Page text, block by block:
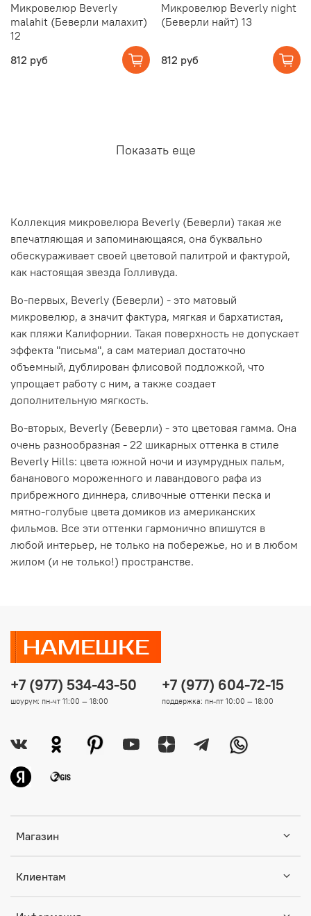
Микровелюр Beverly
malahit (Беверли малахит)
12
812 руб
Микровелюр Beverly night
(Беверли найт) 13
812 руб
Показать еще
Коллекция микровелюра Beverly (Беверли) такая же
впечатляющая и запоминающаяся, она буквально
обескураживает своей цветовой палитрой и фактурой,
как настоящая звезда Голливуда.
Во-первых, Beverly (Беверли) - это матовый
микровелюр, а значит фактура, мягкая и бархатистая,
как пляжи Калифорнии. Такая поверхность не допускает
эффекта "письма", а сам материал достаточно
объемный, дублирован флисовой подложкой, что
упрощает работу с ним, а также создает
дополнительную мягкость.
Во-вторых, Beverly (Беверли) - это цветовая гамма. Она
очень разнообразная - 22 шикарных оттенка в стиле
Beverly Hills: цвета южной ночи и изумрудных пальм,
бананового мороженного и лавандового рафа из
прибрежного диннера, сливочные оттенки песка и
мятно-голубые цвета домиков из американских
фильмов. Все эти оттенки гармонично впишутся в
любой интерьер, не только на побережье, но и в любом
жилом (и не только!) пространстве.
Магазин
Клиентам
+7 (977) 534-43-50
шоурум: пн-чт 11:00 — 18:00
+7 (977) 604-72-15
поддержка: пн-пт 10:00 — 18:00